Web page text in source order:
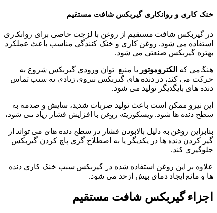
خنک کاری و روانکاری گیربکس شافت مستقیم
در گیربکس شافت مستقیم از روغن با لزجت خاصی برای روانکاری
استفاده می شود. روغن کاری و خنک کنندگی مناسب باعث عملکرد
بهتره گیربکس صنعتی می شود.
هنگامی که الکتروموتور یا منبع توان ورودی گیربکس شروع به
حرکت می کند، در دنده های گیربکس نیروی زیادی به سبب تماس
دنده های بایگدیگر تولید می شود.
این نیرو ممکن است باعث تولید ضربات شدید، سایش و صدمه به
سطح دنده ها شود. ویسکوزیته روغن با افزایش فشار زیاد می شود،
بنابراین روغن به دلیل بالابودن فشار در سطح دنده های می تواند از
گیر کردن دنده ها در یکدیگر یا به اصطلاح گری پاچ کردن گیربکس
جلوگیری کند.
علاوه بر این روغن استفاده شده در گیربکس سبب خنک کاری دنده
ها و مانع ایجاد دمای بیش ازحد می شود.
اجزاء گیربکس شافت مستقیم